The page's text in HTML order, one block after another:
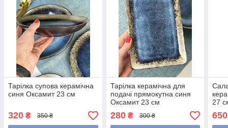
Тарілка супова керамічна
синя Оксамит 23 см
320 ₴ 350 ₴
Тарілка керамічна для
подачі прямокутна синя
Оксамит 23 см
280₴ 300 ₴
27
650